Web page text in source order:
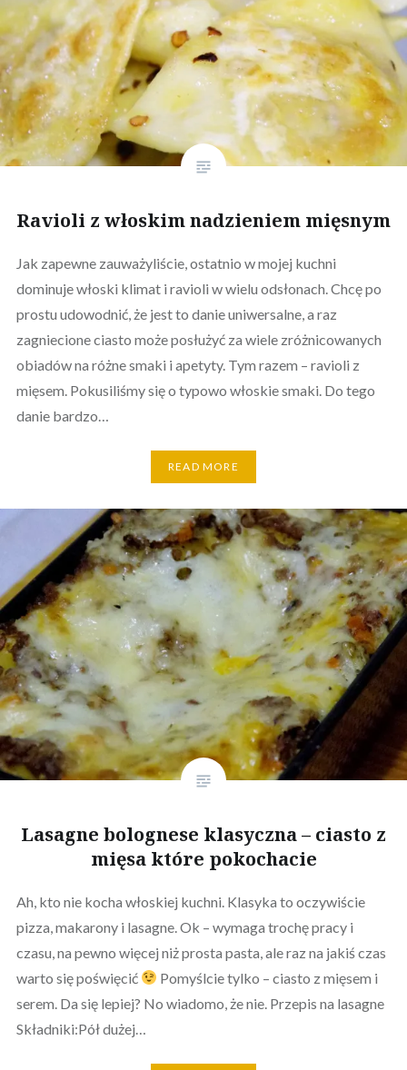
Ravioli z włoskim nadzieniem mięsnym
Jak zapewne zauważyliście, ostatnio w mojej kuchni
dominuje włoski klimat i ravioli w wielu odsłonach. Chcę po
prostu udowodnić, że jest to danie uniwersalne, a raz
zagniecione ciasto może posłużyć za wiele zróżnicowanych
obiadów na różne smaki i apetyty. Tym razem – ravioli z
mięsem. Pokusiliśmy się o typowo włoskie smaki. Do tego
danie bardzo…
READ MORE
Lasagne bolognese klasyczna – ciasto z
mięsa które pokochacie
Ah, kto nie kocha włoskiej kuchni. Klasyka to oczywiście
pizza, makarony i lasagne. Ok – wymaga trochę pracy i
czasu, na pewno więcej niż prosta pasta, ale raz na jakiś czas
warto się poświęcić
Pomyślcie tylko – ciasto z mięsem i
serem. Da się lepiej? No wiadomo, że nie. Przepis na lasagne
Składniki:Pół dużej…